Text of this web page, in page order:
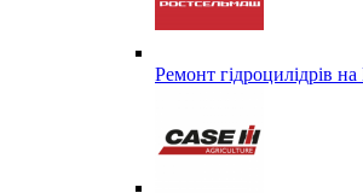
Ремонт гідроцилідрів